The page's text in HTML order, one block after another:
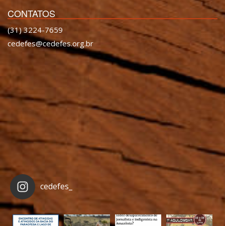
CONTATOS
(31) 3224-7659
cedefes@cedefes.org.br
cedefes_